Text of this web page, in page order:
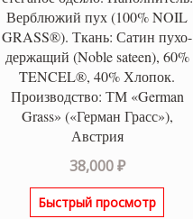
Верблюжий пух (100% NOIL
GRASS®). Ткань: Сатин пухо-
держащий (Noble sateen), 60%
TENCEL®, 40% Хлопок.
Производство: ТМ «German
Grass» («Герман Грасс»),
Австрия
38,000₽
Быстрый просмотр